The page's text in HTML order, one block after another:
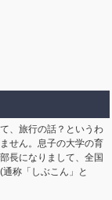
、旅行の話？というわ
せん。息子の大学の育
長になりまして、全国
称「しぶこん」と